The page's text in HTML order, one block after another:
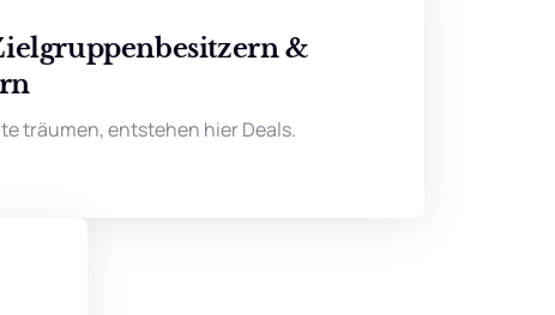
&
träumen, entstehen hier Deals.